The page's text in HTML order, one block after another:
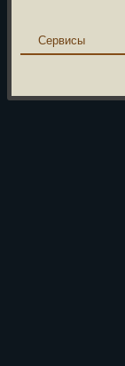
Сервисы